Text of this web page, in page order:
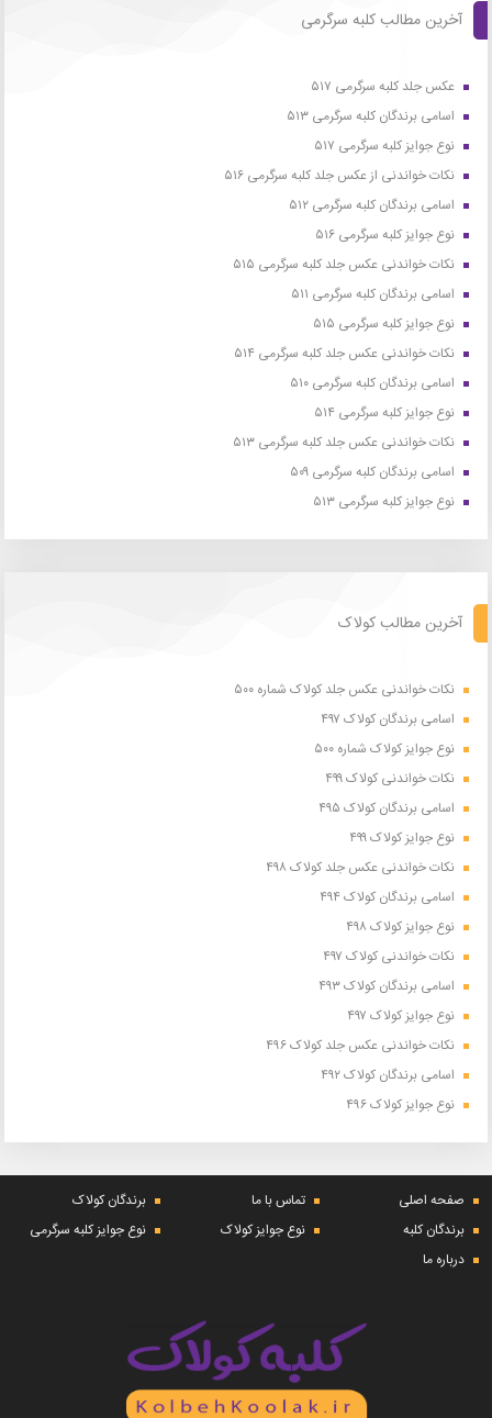
آخرین مطالب کلبه سرگرمی
عکس جلد کلبه سرگرمی ۵۱۷
اسامی برندگان کلبه سرگرمی ۵۱۳
نوع جوایز کلبه سرگرمی ۵۱۷
نکات خواندنی از عکس جلد کلبه سرگرمی ۵۱۶
اسامی برندگان کلبه سرگرمی ۵۱۲
نوع جوایز کلبه سرگرمی ۵۱۶
نکات خواندنی عکس جلد کلبه سرگرمی ۵۱۵
اسامی برندگان کلبه سرگرمی ۵۱۱
نوع جوایز کلبه سرگرمی ۵۱۵
نکات خواندنی عکس جلد کلبه سرگرمی ۵۱۴
اسامی برندگان کلبه سرگرمی ۵۱۰
نوع جوایز کلبه سرگرمی ۵۱۴
نکات خواندنی عکس جلد کلبه سرگرمی ۵۱۳
اسامی برندگان کلبه سرگرمی ۵۰۹
نوع جوایز کلبه سرگرمی ۵۱۳
آخرین مطالب کولاک
نکات خواندنی عکس جلد کولاک شماره ۵۰۰
اسامی برندگان کولاک ۴۹۷
نوع جوایز کولاک شماره ۵۰۰
نکات خواندنی کولاک ۴۹۹
اسامی برندگان کولاک ۴۹۵
نوع جوایز کولاک ۴۹۹
نکات خواندنی عکس جلد کولاک ۴۹۸
اسامی برندگان کولاک ۴۹۴
نوع جوایز کولاک ۴۹۸
نکات خواندنی کولاک ۴۹۷
اسامی برندگان کولاک ۴۹۳
نوع جوایز کولاک ۴۹۷
نکات خواندنی عکس جلد کولاک ۴۹۶
اسامی برندگان کولاک ۴۹۲
نوع جوایز کولاک ۴۹۶
صفحه اصلی تماس با ما
برندگان کولاک
برندگان کلبه
نوع جوایز کولاک
نوع جوایز کلبه سرگرمی
درباره ما